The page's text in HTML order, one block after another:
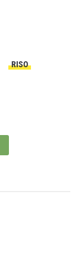
RISO